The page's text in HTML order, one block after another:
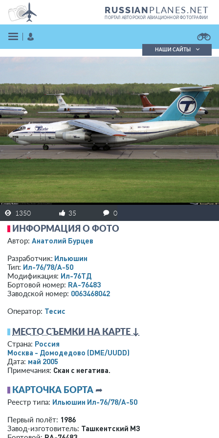
RUSSIANPLANES.NET
ПОРТАЛ АВТОРСКОЙ АВИАЦИОННОЙ ФОТОГРАФИИ
ВОЙТИ
ЗАРЕГИСТРИРОВАТЬСЯ
Кратко
Подробно
НАШИ САЙТЫ
1350 35 0
ИНФОРМАЦИЯ О ФОТО
Автор: Анатолий Бурцев
Разработчик: Ильюшин
Тип: Ил-76/78/А-50
Модификация: Ил-76ТД
Бортовой номер: RA-76483
Заводской номер: 0063468042
Оператор: Тесис
МЕСТО СЪЕМКИ НА КАРТЕ ↓
Страна: Россия
Москва - Домодедово (DME/UUDD)
Дата: май 2005
Примечания: Скан с негатива.
КАРТОЧКА БОРТА ➦
Реестр типа: Ильюшин Ил-76/78/А-50
Первый полёт: 1986
Завод-изготовитель: Ташкентский МЗ